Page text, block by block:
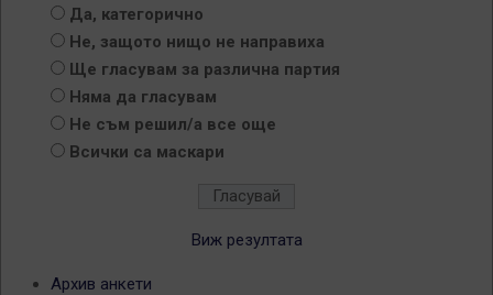
Да, категорично
Не, защото нищо не направиха
Ще гласувам за различна партия
Няма да гласувам
Не съм решил/а все още
Всички са маскари
Виж резултата
Архив анкети